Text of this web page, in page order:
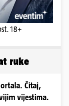
18+
ruke
Čitaj,
vijestima.